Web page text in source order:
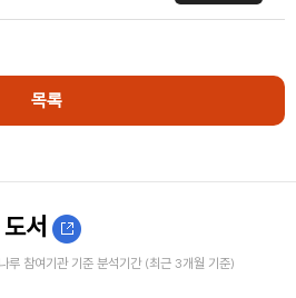
목록
서
루 참여기관 기준 분석기간 (최근 3개월 기준)